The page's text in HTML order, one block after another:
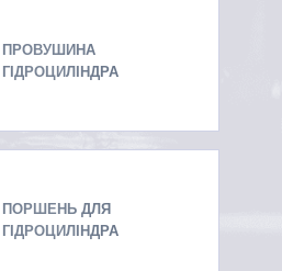
ПРОВУШИНА
ГІДРОЦИЛІНДРА
ПОРШЕНЬ ДЛЯ
ГІДРОЦИЛІНДРА